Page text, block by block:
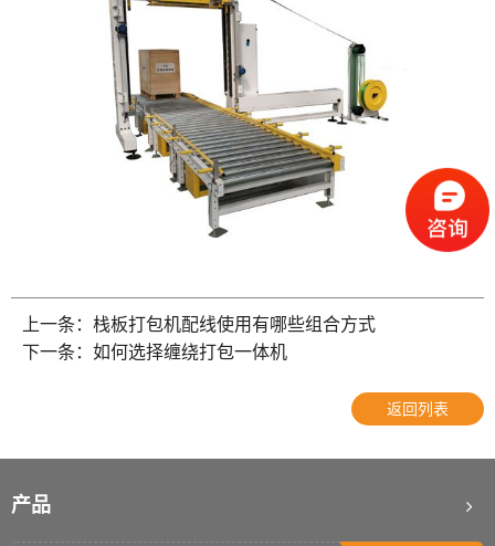
上一条：栈板打包机配线使用有哪些组合方式
下一条：如何选择缠绕打包一体机
返回列表
产品
托盘缠绕机使用前的注意事项
2025-06-09
2025-04-03
不同瓶型如何选择装箱机